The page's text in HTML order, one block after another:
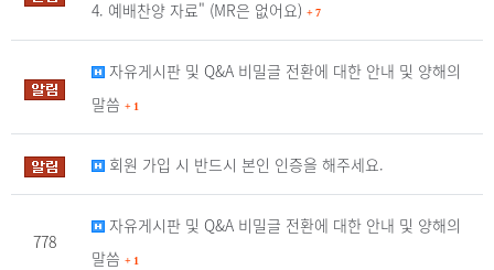
4. 예배찬양 자료" (MR은 없어요) + 7
자유게시판 및 Q&A 비밀글 전환에 대한 안내 및 양해의
말씀 + 1
회원 가입 시 반드시 본인 인증을 해주세요.
778
자유게시판 및 Q&A 비밀글 전환에 대한 안내 및 양해의
말씀 + 1